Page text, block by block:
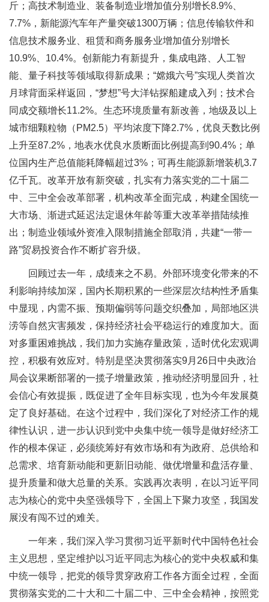
斤；高技术制造业、装备制造业增加值分别增长8.9%、
7.7%，新能源汽车年产量突破1300万辆；信息传输软件和
信息技术服务业、租赁和商务服务业增加值分别增长
10.9%、10.4%。创新能力有新提升，集成电路、人工智
能、量子科技等领域取得新成果；“嫦娥六号”实现人类首次
月球背面采样返回，“梦想”号大洋钻探船建成入列；技术合
同成交额增长11.2%。生态环境质量有新改善，地级及以上
城市细颗粒物（PM2.5）平均浓度下降2.7%，优良天数比例
上升至87.2%，地表水优良水质断面比例提高到90.4%；单
位国内生产总值能耗降幅超过3%；可再生能源新增装机3.7
亿千瓦。改革开放有新突破，扎实有力落实党的二十届二
中、三中全会改革部署，机构改革全面完成，构建全国统一
大市场、渐进式延迟法定退休年龄等重大改革举措陆续推
出；制造业领域外资准入限制措施全部取消，共建“一带一
路”贸易投资合作不断扩容升级。
回顾过去一年，成绩来之不易。外部环境变化带来的不
利影响持续加深，国内长期积累的一些深层次结构性矛盾集
中显现，内需不振、预期偏弱等问题交织叠加，局部地区洪
涝等自然灾害频发，保持经济社会平稳运行的难度加大。面
对多重困难挑战，我们加力实施存量政策，适时优化宏观调
控，积极有效应对。特别是坚决贯彻落实9月26日中央政治
局会议果断部署的一揽子增量政策，推动经济明显回升，社
会信心有效提振，既促进了全年目标实现，也为今年发展奠
定了良好基础。在这个过程中，我们深化了对经济工作的规
律性认识，进一步认识到党中央集中统一领导是做好经济工
作的根本保证，必须统筹好有效市场和有为政府、总供给和
总需求、培育新动能和更新旧动能、做优增量和盘活存量、
提升质量和做大总量的关系。实践再次表明，在以习近平同
志为核心的党中央坚强领导下，全国上下聚力攻坚，我国发
展没有闯不过的难关。
一年来，我们深入学习贯彻习近平新时代中国特色社会
主义思想，坚定维护以习近平同志为核心的党中央权威和集
中统一领导，把党的领导贯穿政府工作各方面全过程，全面
贯彻落实党的二十大和二十届二中、三中全会精神，按照党